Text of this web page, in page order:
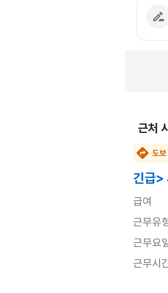
근처
도
긴급>
급여
근무유
근무요
근무시